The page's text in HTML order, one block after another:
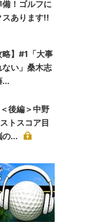
！ゴルフに
スあります!!
略】#1「大事
い」桑木志
...
後編＞中野
トスコア目
の...